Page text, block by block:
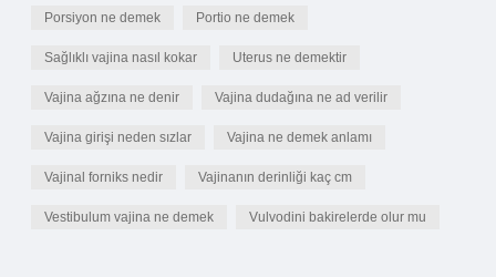
Porsiyon ne demek Portio ne demek
Sağlıklı vajina nasıl kokar Uterus ne demektir
Vajina ağzına ne denir Vajina dudağına ne ad verilir
Vajina girişi neden sızlar Vajina ne demek anlamı
Vajinal forniks nedir Vajinanın derinliği kaç cm
Vestibulum vajina ne demek Vulvodini bakirelerde olur mu